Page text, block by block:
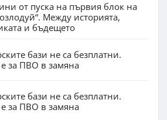
от пуска на първия блок на
Между историята,
и бъдещето
бази не са безплатни.
за ПВО в замяна
бази не са безплатни.
за ПВО в замяна